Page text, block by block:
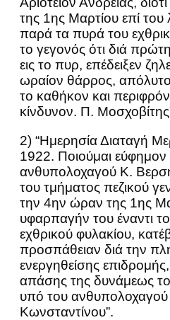
της 1ης Μαρτίου επί
παρά τα πυρά του
το γεγονός ότι διά
εις το πυρ, επέδειξεν
ωραίον θάρρος,
το καθήκον και
κίνδυνον. Π.
2) “Ημερησία Διαταγή
1922. Ποιούμαι εύφημον
ανθυπολοχαγού Κ.
του τμήματος πεζικού
την 4ην ώραν της 1ης
υφαρπαγήν του έναντι
εχθρικού φυλακίου,
προσπάθειαν διά την
ενεργηθείσης
απάσης της δυνάμεως
υπό του
Κωνσταντίνου”.